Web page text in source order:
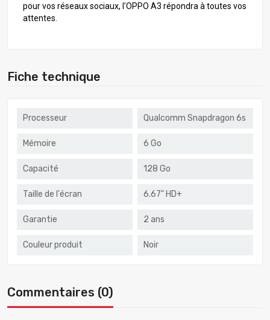
pour vos réseaux sociaux, l'OPPO A3 répondra à toutes vos
attentes.
Fiche technique
Processeur Qualcomm Snapdragon 6s
Mémoire 6 Go
Capacité 128 Go
Taille de l'écran 6.67" HD+
Garantie 2 ans
Couleur produit Noir
Commentaires (0)